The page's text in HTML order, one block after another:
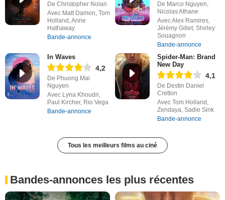
De Christopher Nolan
Avec Matt Damon, Tom
Holland, Anne
Hathaway
Bande-annonce
De Marco Nguyen,
Nicolas Athane
Avec Alex Ramires,
Jérémy Gillet, Shirley
Souagnon
Bande-annonce
In Waves
4,2
De Phuong Mai
Nguyen
Avec Lyna Khoudri,
Paul Kircher, Rio Vega
Bande-annonce
Spider-Man: Brand
New Day
4,1
De Destin Daniel
Cretton
Avec Tom Holland,
Zendaya, Sadie Sink
Bande-annonce
Tous les meilleurs films au ciné
Bandes-annonces les plus récentes